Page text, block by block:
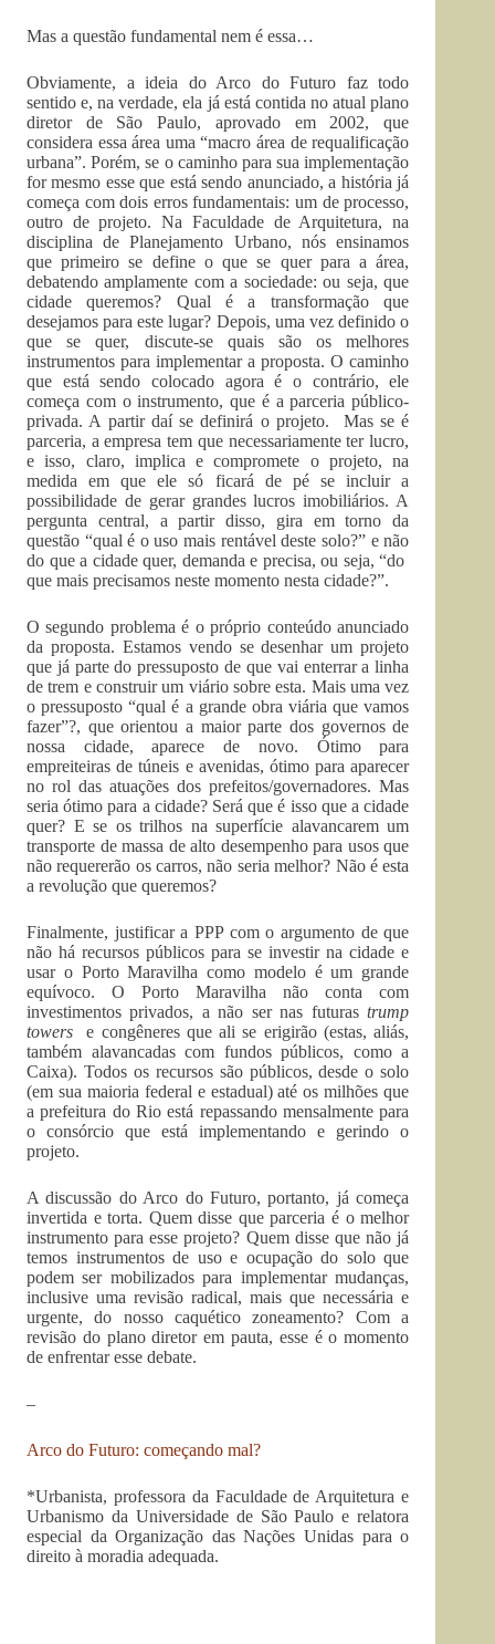
Mas a questão fundamental nem é essa…
Obviamente, a ideia do Arco do Futuro faz todo
sentido e, na verdade, ela já está contida no atual plano
diretor de São Paulo, aprovado em 2002, que
considera essa área uma “macro área de requalificação
urbana”. Porém, se o caminho para sua implementação
for mesmo esse que está sendo anunciado, a história já
começa com dois erros fundamentais: um de processo,
outro de projeto. Na Faculdade de Arquitetura, na
disciplina de Planejamento Urbano, nós ensinamos
que primeiro se define o que se quer para a área,
debatendo amplamente com a sociedade: ou seja, que
cidade queremos? Qual é a transformação que
desejamos para este lugar? Depois, uma vez definido o
que se quer, discute-se quais são os melhores
instrumentos para implementar a proposta. O caminho
que está sendo colocado agora é o contrário, ele
começa com o instrumento, que é a parceria público-
privada. A partir daí se definirá o projeto. Mas se é
parceria, a empresa tem que necessariamente ter lucro,
e isso, claro, implica e compromete o projeto, na
medida em que ele só ficará de pé se incluir a
possibilidade de gerar grandes lucros imobiliários. A
pergunta central, a partir disso, gira em torno da
questão “qual é o uso mais rentável deste solo?” e não
do que a cidade quer, demanda e precisa, ou seja, “do
que mais precisamos neste momento nesta cidade?”.
O segundo problema é o próprio conteúdo anunciado
da proposta. Estamos vendo se desenhar um projeto
que já parte do pressuposto de que vai enterrar a linha
de trem e construir um viário sobre esta. Mais uma vez
o pressuposto “qual é a grande obra viária que vamos
fazer”?, que orientou a maior parte dos governos de
nossa cidade, aparece de novo. Ótimo para
empreiteiras de túneis e avenidas, ótimo para aparecer
no rol das atuações dos prefeitos/governadores. Mas
seria ótimo para a cidade? Será que é isso que a cidade
quer? E se os trilhos na superfície alavancarem um
transporte de massa de alto desempenho para usos que
não requererão os carros, não seria melhor? Não é esta
a revolução que queremos?
Finalmente, justificar a PPP com o argumento de que
não há recursos públicos para se investir na cidade e
usar o Porto Maravilha como modelo é um grande
equívoco. O Porto Maravilha não conta com
investimentos privados, a não ser nas futurastrump
towers e congêneres que ali se erigirão (estas, aliás,
também alavancadas com fundos públicos, como a
Caixa). Todos os recursos são públicos, desde o solo
(em sua maioria federal e estadual) até os milhões que
a prefeitura do Rio está repassando mensalmente para
o consórcio que está implementando e gerindo o
projeto.
A discussão do Arco do Futuro, portanto, já começa
invertida e torta. Quem disse que parceria é o melhor
instrumento para esse projeto? Quem disse que não já
temos instrumentos de uso e ocupação do solo que
podem ser mobilizados para implementar mudanças,
inclusive uma revisão radical, mais que necessária e
urgente, do nosso caquético zoneamento? Com a
revisão do plano diretor em pauta, esse é o momento
de enfrentar esse debate.
–
Arco do Futuro: começando mal?
*Urbanista, professora da Faculdade de Arquitetura e
Urbanismo da Universidade de São Paulo e relatora
especial da Organização das Nações Unidas para o
direito à moradia adequada.